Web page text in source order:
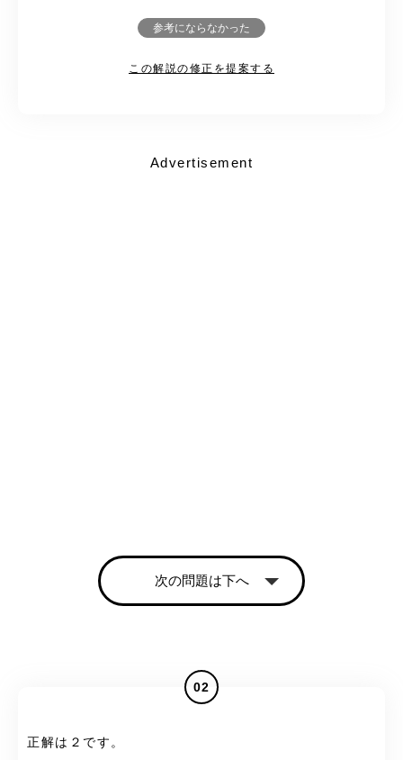
参考にならなかった
この解説の修正を提案する
Advertisement
次の問題は下へ
02
正解は２です。